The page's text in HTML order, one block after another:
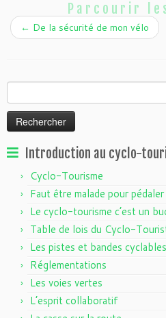
Parcourir
← De la sécurité de mon vélo
Introduction au cyclo-
Cyclo-Tourisme
Faut être malade pour
Le cyclo-tourisme c’est un
Table de lois du Cyclo-
Les pistes et bandes cyclables
Réglementations
Les voies vertes
L’esprit collaboratif